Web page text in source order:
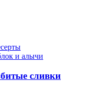
и алычи
сливки